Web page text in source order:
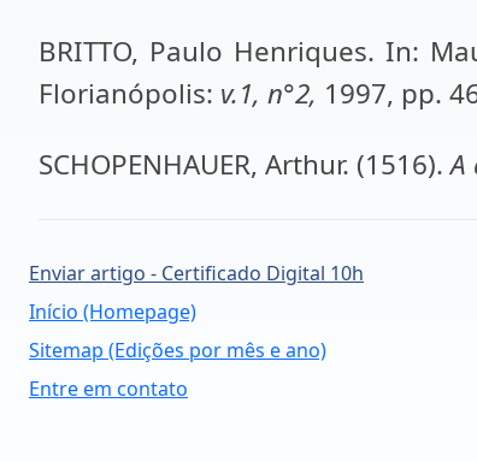
BRITTO, Paulo Henriques. In:
Florianópolis: v.1, n°2, 1997, pp.
SCHOPENHAUER, Arthur. (1516).A
Enviar artigo - Certificado Digital 10h
Início (Homepage)
Sitemap (Edições por mês e ano)
Entre em contato